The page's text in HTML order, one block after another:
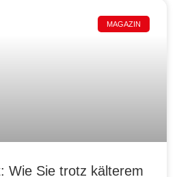
MAGAZIN
Wie Sie trotz kälterem